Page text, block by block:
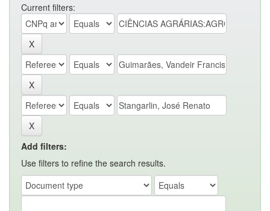
Current filters:
Add filters:
Use filters to refine the search results.